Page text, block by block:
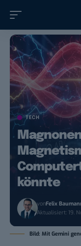
TECH
könnte
vonFelix
Aktualisiert: 19.
Bild: Mit Gemini